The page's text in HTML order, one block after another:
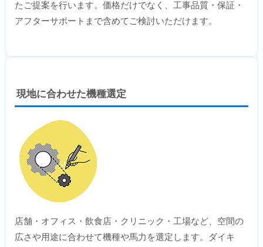
たご提案を行います。価格だけでなく、工事品質・保証・
アフターサポートまで含めてご検討いただけます。
現地に合わせた機種選定
店舗・オフィス・飲食店・クリニック・工場など、空間の
広さや用途に合わせて機種や馬力を選定します。ダイキ